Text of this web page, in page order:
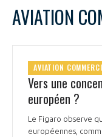
AVIATION
AVIATION
Vers une
européen ?
Le Figaro observe
européennes,